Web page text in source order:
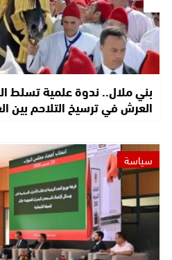
بني ملال.. ندوة علمية تسلط
العرش في ترسيخ التلاحم
سياسة